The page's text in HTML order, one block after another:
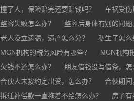
离婚了公司股权怎么处理？
离婚后财产
撞了人，保险赔完还要赔钱吗？ 车祸受伤
交通事故中，医保和对方赔偿能同时拿吗？
整容失败怎么办？ 整容后身体有别的问题
医美机构宣传的与实际结果不符怎么办？
医疗器械出问题，怎么办？
老人没立遗嘱，遗产怎么分？ 私生子怎么
基金怎么继承？
股票怎么继承？
MCN机构的税务风险有哪些？ MCN机构
抖音账号归谁？
欠钱不还怎么办？ 朋友借钱没写借条，怎
帮人担保借款，对方不还，我要承担全部责
合伙人未按约定出资，怎么办？ 合伙期间
和合伙人有矛盾，怎么办？
拆迁补偿款一直拖着不给怎么办？ 房子